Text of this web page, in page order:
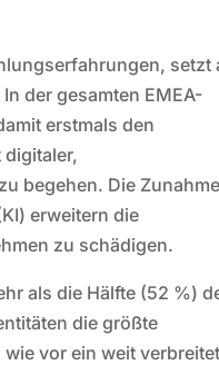
setzt
der gesamten EMEA-
erstmals den
begehen. Die
erweitern die
zu schädigen.
als die Hälfte (52 %)
die größte
vor ein weit